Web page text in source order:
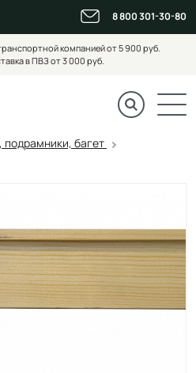
8 800 301-30-80
компанией от 5 900 руб.
в ПВЗ от 3 000 руб.
подрамники, багет